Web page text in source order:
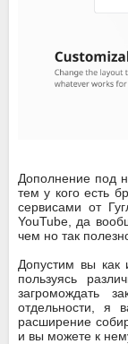
Дополнение под
тем у кого есть
сервисами от
YouTube, да
чем но так
Допустим вы как
пользуясь
загромождать
отдельности, я
расширение
и вы можете к